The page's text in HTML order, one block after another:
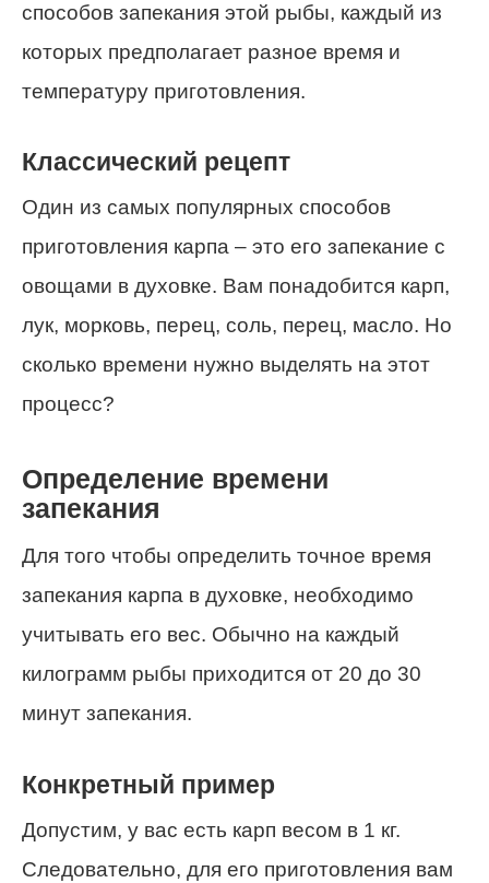
способов запекания этой рыбы, каждый из
которых предполагает разное время и
температуру приготовления.
Классический рецепт
Один из самых популярных способов
приготовления карпа – это его запекание с
овощами в духовке. Вам понадобится карп,
лук, морковь, перец, соль, перец, масло. Но
сколько времени нужно выделять на этот
процесс?
Определение времени
запекания
Для того чтобы определить точное время
запекания карпа в духовке, необходимо
учитывать его вес. Обычно на каждый
килограмм рыбы приходится от 20 до 30
минут запекания.
Конкретный пример
Допустим, у вас есть карп весом в 1 кг.
Следовательно, для его приготовления вам